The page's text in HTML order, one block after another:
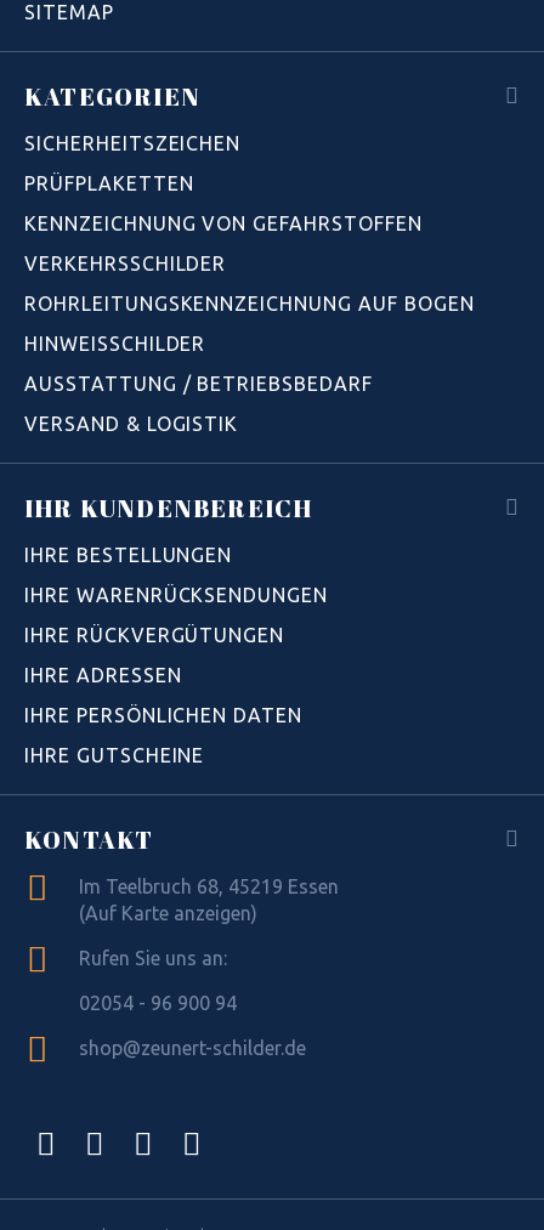
SITEMAP
KATEGORIEN
SICHERHEITSZEICHEN
PRÜFPLAKETTEN
KENNZEICHNUNG VON GEFAHRSTOFFEN
VERKEHRSSCHILDER
ROHRLEITUNGSKENNZEICHNUNG AUF BOGEN
HINWEISSCHILDER
AUSSTATTUNG / BETRIEBSBEDARF
VERSAND & LOGISTIK
IHR KUNDENBEREICH
IHRE BESTELLUNGEN
IHRE WARENRÜCKSENDUNGEN
IHRE RÜCKVERGÜTUNGEN
IHRE ADRESSEN
IHRE PERSÖNLICHEN DATEN
IHRE GUTSCHEINE
KONTAKT
Im Teelbruch 68, 45219 Essen
(Auf Karte anzeigen)
Rufen Sie uns an:
02054 - 96 900 94
shop@zeunert-schilder.de